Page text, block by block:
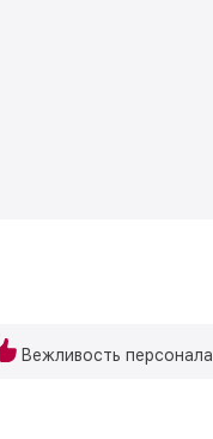
Вежливость персонала